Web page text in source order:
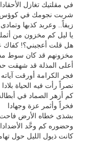
في مقلتيك تغازل الأحقادا
شربت نجومك في كوؤس
زيفاً.. وعربد كذبها وتمادى
يا ليل كم مخزون من
هل قلت أعجبني؟! كفاك
مخزونهم قد كان سوط
أعلى المذلة قد شهقت
فجر الكرامة أورقت آياته
نصراً رأت فيه الحياة بلادا
كم أزهر الصماد في
فخراً وأثمر عزة وجهادا
بشذى خطاه الأرض
وحضوره كم وحَّد الأضدادا
كانت ذيول الليل حول